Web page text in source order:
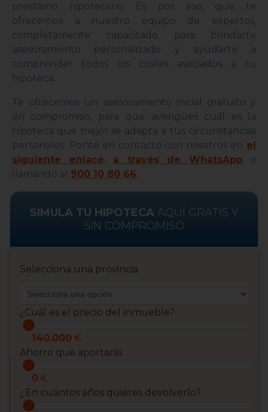
préstamo hipotecario. Es por eso, que te
ofrecemos a nuestro equipo de expertos,
completamente capacitado para brindarte
asesoramiento personalizado y ayudarte a
comprender todos los costes asociados a tu
hipoteca.
Te ofrecemos un asesoramiento inicial gratuito y
sin compromiso, para que averigües cuál es la
hipoteca que mejor se adapta a tus circunstancias
personales. Ponte en contacto con nosotros en el
siguiente enlace, a través de WhatsAppo
llamando al 900 10 80 66
SIMULA TU HIPOTECA AQUÍ GRATIS Y
SIN COMPROMISO
Selecciona una provincia
¿Cuál es el precio del inmueble?
140.000 €
Ahorro que aportarás
0 €
¿En cuántos años quieres devolverlo?